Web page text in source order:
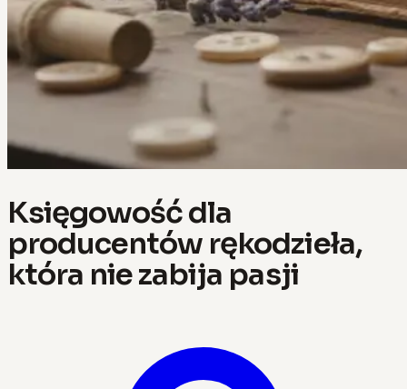
Księgowość dla
producentów rękodzieła,
która nie zabija pasji